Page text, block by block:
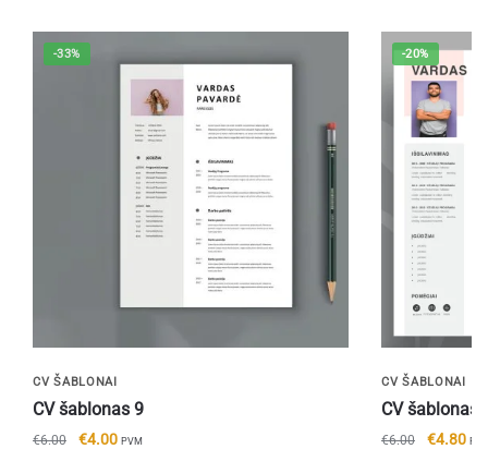
-33%
CV ŠABLONAI
CV šablonas 9
€6.00
Original
€4.00Current
PVM
-20%
CV ŠABLONAI
CV šablonas
€6.00
Original
€4.80